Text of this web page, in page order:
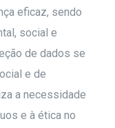
eficaz, sendo
social e
de dados se
e de
a necessidade
e à ética no